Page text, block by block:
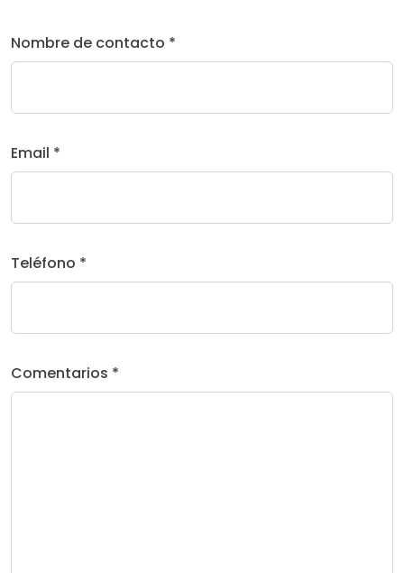
Nombre de contacto *
Email *
Teléfono *
Comentarios *